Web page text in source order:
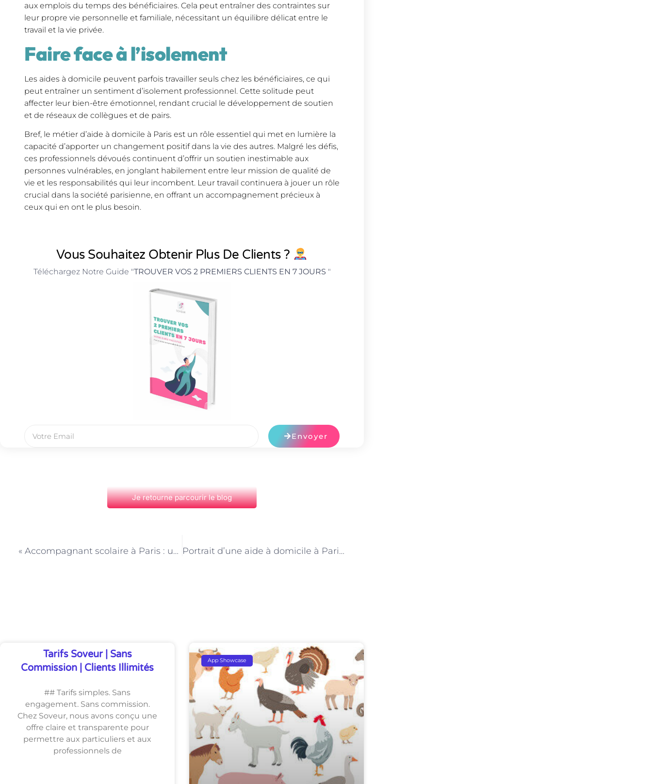
aux emplois du temps des bénéficiaires. Cela peut entraîner des contraintes sur
leur propre vie personnelle et familiale, nécessitant un équilibre délicat entre le
travail et la vie privée.
Faire face à l’isolement
Les aides à domicile peuvent parfois travailler seuls chez les bénéficiaires, ce qui
peut entraîner un sentiment d’isolement professionnel. Cette solitude peut
affecter leur bien-être émotionnel, rendant crucial le développement de soutien
et de réseaux de collègues et de pairs.
Bref, le métier d’aide à domicile à Paris est un rôle essentiel qui met en lumière la
capacité d’apporter un changement positif dans la vie des autres. Malgré les défis,
ces professionnels dévoués continuent d’offrir un soutien inestimable aux
personnes vulnérables, en jonglant habilement entre leur mission de qualité de
vie et les responsabilités qui leur incombent. Leur travail continuera à jouer un rôle
crucial dans la société parisienne, en offrant un accompagnement précieux à
ceux qui en ont le plus besoin.
Vous Souhaitez Obtenir Plus De Clients ?
Téléchargez Notre Guide "TROUVER VOS 2 PREMIERS CLIENTS EN 7 JOURS "
Envoyer
Je retourne parcourir le blog
« Accompagnant scolaire à Paris : un soutien pour les élèves en difficulté sociale » Portrait d’une aide à domicile à Paris : témoignage d’une professionnelle engagée
Tarifs Soveur | Sans
Commission | Clients Illimités
## Tarifs simples. Sans
engagement. Sans commission.
Chez Soveur, nous avons conçu une
offre claire et transparente pour
permettre aux particuliers et aux
professionnels de
App Showcase